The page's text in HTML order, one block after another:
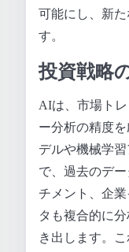
可能にし、新
す。
投資戦略
AIは、市場ト
ー分析の精度
デルや機械学
で、過去のデ
チメント、企
タも複合的に
き出します。